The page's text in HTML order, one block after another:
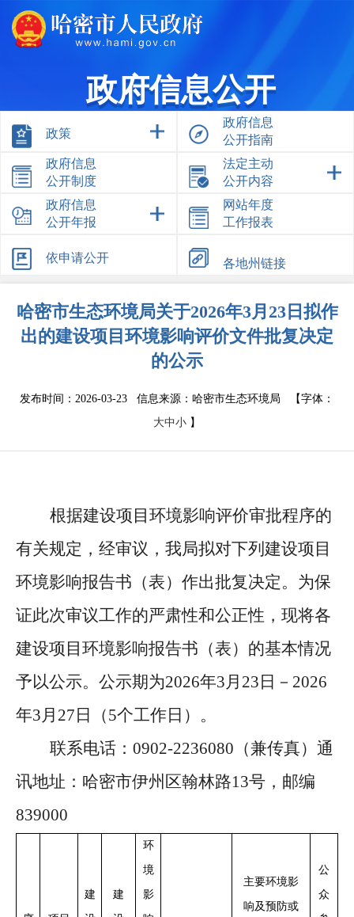
政府信息公开
政策
政府信息
公开指南
政府信息
公开制度
法定主动
公开内容
政府信息
公开年报
网站年度
工作报表
依申请公开 各地州链接
哈密市生态环境局关于2026年3月23日拟作
出的建设项目环境影响评价文件批复决定
的公示
发布时间：2026-03-23 信息来源： 哈密市生态环境局 【字体：
大中小 】
根据建设项目环境影响评价审批程序的
有关规定，经审议，我局拟对下列建设项目
环境影响报告书（表）作出批复决定。为保
证此次审议工作的严肃性和公正性，现将各
建设项目环境影响报告书（表）的基本情况
予以公示。公示期为2026年3月 23 日－ 2026
年3月 27 日（5个工作日）。
联系电话： 0902-2236080（兼传真）通
讯地址：哈密市伊州区翰林路13号，邮编
839000
建 建
环
境
影
主要环境影
响及预防或
公
众